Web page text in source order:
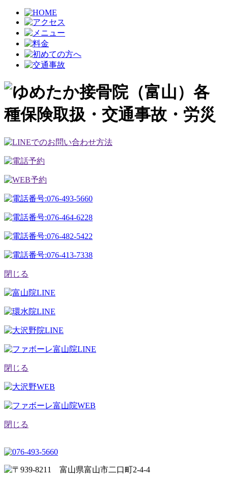
閉じる
閉じる
閉じる